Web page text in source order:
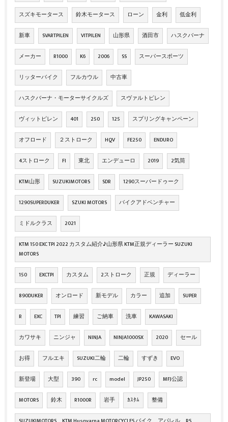
スズキモータース 鈴木モータース ローン 金利 低金利
新車 SVARTPILEN VITPILEN 山形県 酒田市 ハスクバーナ
メーカー R1000 K6 2006 SS スーパースポーツ
リッターバイク フルカウル 中古車
ハスクバーナ・モーターサイクルズ スヴァルトピレン
ヴィットピレン 401 250 125 スプリングキャンペーン
オフロード ２ストローク HQV FE250 ENDURO
4ストローク FI 東北 エンデューロ 2019 2気筒
KTM山形 SUZUKIMOTORS SDR 1290スーパードゥーク
1290SUPERDUKER SZUKI MOTORS バイクアドベンチャー
ミドルクラス 2021
KTM 150 EXC TPI 2022 カスタム紹介♪山形県 KTM正規ディーラー SUZUKI
MOTORS
150 EXCTPI カスタム 2ストローク 正規 ディーラー
890DUKER オンロード 新モデル カラー 追加 SUPER
R EXC TPI 練習 ご納車 洗車 KAWASAKI
カワサキ ニンジャ NINJA NINJA1000SX 2020 セール
お得 フルエキ SUZUKI二輪 二輪 すずき EVO
新登場 大型 390 rc model JP250 MFJ公認
MOTORS 鈴木 R1000R 岩手 ｶｽﾀﾑ 整備